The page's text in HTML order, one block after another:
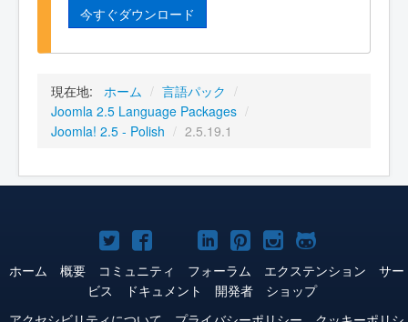
今すぐダウンロード
現在地: ホーム / 言語パック /
Joomla 2.5 Language Packages /
Joomla! 2.5 - Polish / 2.5.19.1
Joomla!
Twitter
Joomla!
Facebook
Joomla!
YouTube
Joomla!
LinkedIn
Joomla!
Pinterest
Joomla!
Instagram
Joomla!
GitHub
ホーム 概要 コミュニティ フォーラム エクステンション
サー
ビス
ドキュメント 開発者
ショップ